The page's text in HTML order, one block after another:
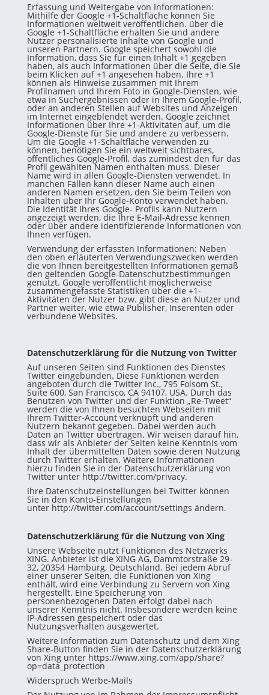
Erfassung und Weitergabe von Informationen:
Mithilfe der Google +1-Schaltfläche können Sie
Informationen weltweit veröffentlichen. über die
Google +1-Schaltfläche erhalten Sie und andere
Nutzer personalisierte Inhalte von Google und
unseren Partnern. Google speichert sowohl die
Information, dass Sie für einen Inhalt +1 gegeben
haben, als auch Informationen über die Seite, die Sie
beim Klicken auf +1 angesehen haben. Ihre +1
können als Hinweise zusammen mit Ihrem
Profilnamen und Ihrem Foto in Google-Diensten, wie
etwa in Suchergebnissen oder in Ihrem Google-Profil,
oder an anderen Stellen auf Websites und Anzeigen
im Internet eingeblendet werden. Google zeichnet
Informationen über Ihre +1-Aktivitäten auf, um die
Google-Dienste für Sie und andere zu verbessern.
Um die Google +1-Schaltfläche verwenden zu
können, benötigen Sie ein weltweit sichtbares,
öffentliches Google-Profil, das zumindest den für das
Profil gewählten Namen enthalten muss. Dieser
Name wird in allen Google-Diensten verwendet. In
manchen Fällen kann dieser Name auch einen
anderen Namen ersetzen, den Sie beim Teilen von
Inhalten über Ihr Google-Konto verwendet haben.
Die Identität Ihres Google- Profils kann Nutzern
angezeigt werden, die Ihre E-Mail-Adresse kennen
oder über andere identifizierende Informationen von
Ihnen verfügen.
Verwendung der erfassten Informationen: Neben
den oben erläuterten Verwendungszwecken werden
die von Ihnen bereitgestellten Informationen gemäß
den geltenden Google-Datenschutzbestimmungen
genutzt. Google veröffentlicht möglicherweise
zusammengefasste Statistiken über die +1-
Aktivitäten der Nutzer bzw. gibt diese an Nutzer und
Partner weiter, wie etwa Publisher, Inserenten oder
verbundene Websites.
Datenschutzerklärung für die Nutzung von Twitter
Auf unseren Seiten sind Funktionen des Dienstes
Twitter eingebunden. Diese Funktionen werden
angeboten durch die Twitter Inc., 795 Folsom St.,
Suite 600, San Francisco, CA 94107, USA. Durch das
Benutzen von Twitter und der Funktion „Re-Tweet“
werden die von Ihnen besuchten Webseiten mit
Ihrem Twitter-Account verknüpft und anderen
Nutzern bekannt gegeben. Dabei werden auch
Daten an Twitter übertragen. Wir weisen darauf hin,
dass wir als Anbieter der Seiten keine Kenntnis vom
Inhalt der übermittelten Daten sowie deren Nutzung
durch Twitter erhalten. Weitere Informationen
hierzu finden Sie in der Datenschutzerklärung von
Twitter unter http://twitter.com/privacy.
Ihre Datenschutzeinstellungen bei Twitter können
Sie in den Konto-Einstellungen
unter http://twitter.com/account/settings ändern.
Datenschutzerklärung für die Nutzung von Xing
Unsere Webseite nutzt Funktionen des Netzwerks
XING. Anbieter ist die XING AG, Dammtorstraße 29-
32, 20354 Hamburg, Deutschland. Bei jedem Abruf
einer unserer Seiten, die Funktionen von Xing
enthält, wird eine Verbindung zu Servern von Xing
hergestellt. Eine Speicherung von
personenbezogenen Daten erfolgt dabei nach
unserer Kenntnis nicht. Insbesondere werden keine
IP-Adressen gespeichert oder das
Nutzungsverhalten ausgewertet.
Weitere Information zum Datenschutz und dem Xing
Share-Button finden Sie in der Datenschutzerklärung
von Xing unter https://www.xing.com/app/share?
op=data_protection
Widerspruch Werbe-Mails